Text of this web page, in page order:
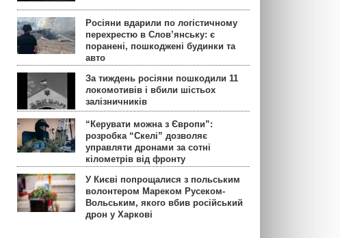
Росіяни вдарили по логістичному
перехрестю в Слов’янську: є
поранені, пошкоджені будинки та
авто
За тиждень росіяни пошкодили 11
локомотивів і вбили шістьох
залізничників
“Керувати можна з Європи”:
розробка “Скелі” дозволяє
управляти дронами за сотні
кілометрів від фронту
У Києві попрощалися з польським
волонтером Мареком Русеком-
Вольським, якого вбив російський
дрон у Харкові